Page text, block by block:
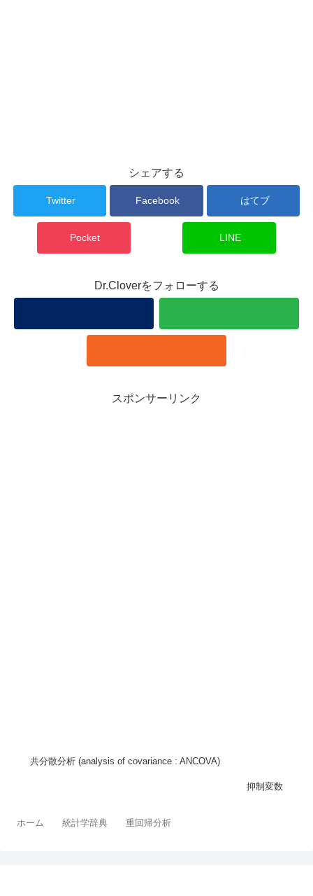
シェアする
Twitter Facebook はてブ
Pocket LINE
Dr.Cloverをフォローする
スポンサーリンク
共分散分析 (analysis of covariance : ANCOVA)
抑制変数
ホーム 統計学辞典 重回帰分析